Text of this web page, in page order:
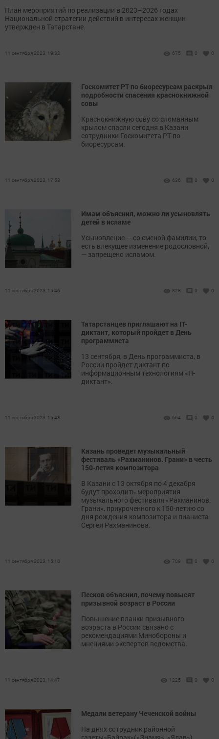
План мероприятий по реализации в 2023–2026 годах
Национальной стратегии действий в интересах женщин
утвержден в Татарстане.
11 сентября 2023, 19:32 675 0 0
Госкомитет РТ по биоресурсам раскрыл
подробности спасения краснокнижной
совы
Краснокнижную сову со сломанным
крылом спасли сегодня в Казани
сотрудники Госкомитета РТ по
биоресурсам.
11 сентября 2023, 17:53 636 0 0
Имам объяснил, можно ли усыновлять
детей в исламе
Усыновление — со сменой фамилии, то
есть влекущее изменение родословной,
— запрещено исламом.
11 сентября 2023, 15:46 828 0 0
Татарстанцев приглашают на IT-
диктант, который пройдет в День
программиста
13 сентября, в День программиста, в
России пройдет диктант по
информационным технологиям «IT-
диктант».
11 сентября 2023, 15:43 664 0 0
Казань проведет музыкальный
фестиваль «Рахманинов. Грани» в честь
150-летия композитора
В Казани с 13 октября по 4 декабря
будут проходить мероприятия
музыкального фестиваля «Рахманинов.
Грани», приуроченного к 150-летию со
дня рождения композитора и пианиста
Сергея Рахманинова.
11 сентября 2023, 15:10 709 0 0
Песков объяснил, почему повысят
призывной возраст в России
Повышение планки призывного
возраста в России связано с
рекомендациями Минобороны и
мнениями экспертов ведомства.
11 сентября 2023, 14:47 1225 0 0
Медали ветерану Чеченской войны
На днях сотрудник районной